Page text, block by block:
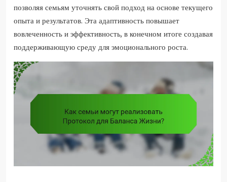
позволяя семьям уточнять свой подход на основе текущего
опыта и результатов. Эта адаптивность повышает
вовлеченность и эффективность, в конечном итоге создавая
поддерживающую среду для эмоционального роста.